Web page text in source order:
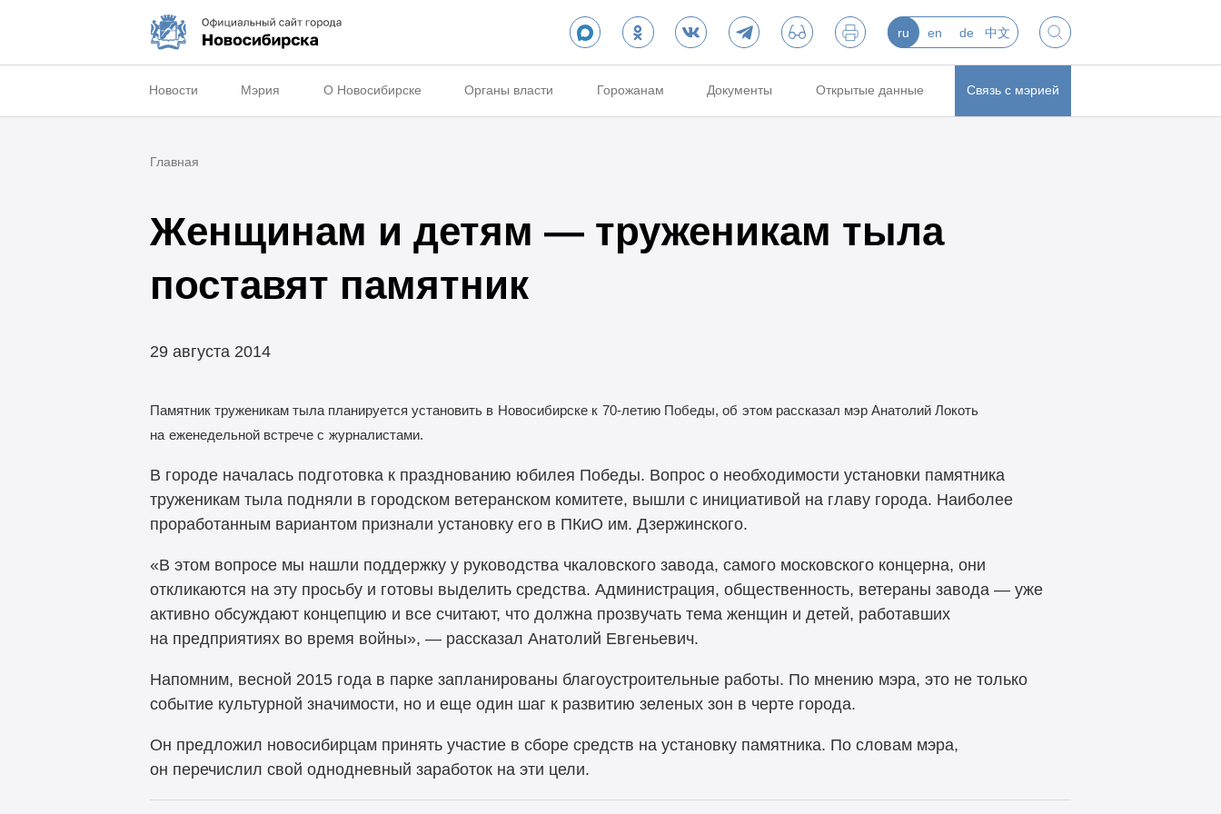
ru en de 中文
Новости Мэрия О Новосибирске Органы власти Горожанам Документы Открытые данные Связь с мэрией
Главная
Женщинам и детям — труженикам тыла
поставят памятник
29 августа 2014
Памятник труженикам тыла планируется установить в Новосибирске к 70-летию Победы, об этом рассказал мэр Анатолий Локоть
на еженедельной встрече с журналистами.
В городе началась подготовка к празднованию юбилея Победы. Вопрос о необходимости установки памятника
труженикам тыла подняли в городском ветеранском комитете, вышли с инициативой на главу города. Наиболее
проработанным вариантом признали установку его в ПКиО им. Дзержинского.
«В этом вопросе мы нашли поддержку у руководства чкаловского завода, самого московского концерна, они
откликаются на эту просьбу и готовы выделить средства. Администрация, общественность, ветераны завода — уже
активно обсуждают концепцию и все считают, что должна прозвучать тема женщин и детей, работавших
на предприятиях во время войны», — рассказал Анатолий Евгеньевич.
Напомним, весной 2015 года в парке запланированы благоустроительные работы. По мнению мэра, это не только
событие культурной значимости, но и еще один шаг к развитию зеленых зон в черте города.
Он предложил новосибирцам принять участие в сборе средств на установку памятника. По словам мэра,
он перечислил свой однодневный заработок на эти цели.